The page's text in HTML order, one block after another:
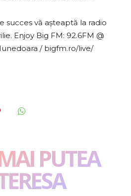
succes vă așteaptă la radio
Enjoy Big FM: 92.6FM @
/ bigfm.ro/live/
PUTEA